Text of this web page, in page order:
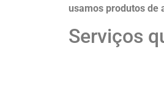
usamos produtos de
Serviços